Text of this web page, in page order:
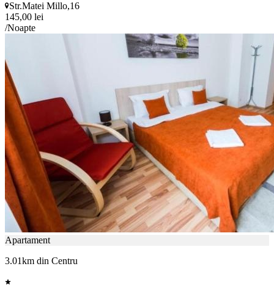
Str.Matei Millo,16
145,00 lei
/Noapte
Apartament
3.01km din Centru